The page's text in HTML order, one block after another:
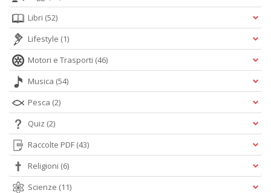
Libri (52)
Lifestyle (1)
Motori e Trasporti (46)
Musica (54)
Pesca (2)
Quiz (2)
Raccolte PDF (43)
Religioni (6)
Scienze (11)